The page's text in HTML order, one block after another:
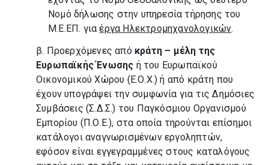
Νομό δήλωσης στην υπηρεσία τήρησης του
Μ.Ε.ΕΠ. γιαέργα Ηλεκτρομηχανολογικών.
β. Προερχόμενες από κράτη – μέλη της
Ευρωπαϊκής Ένωσης ή του Ευρωπαϊκού
Οικονομικού Χώρου (Ε.Ο.Χ.) ή από κράτη που
έχουν υπογράψει την συμφωνία για τις Δημόσιες
Συμβάσεις (Σ.Δ.Σ.) του Παγκόσμιου Οργανισμού
Εμπορίου (Π.Ο.Ε.), στα οποία τηρούνται επίσημοι
κατάλογοι αναγνωρισμένων εργοληπτών,
εφόσον είναι εγγεγραμμένες στους καταλόγους